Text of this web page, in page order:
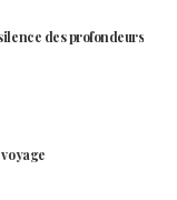
des profondeurs